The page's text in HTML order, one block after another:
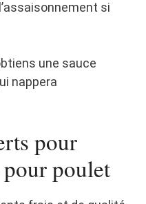
si
une sauce
nappera
pour
pour poulet